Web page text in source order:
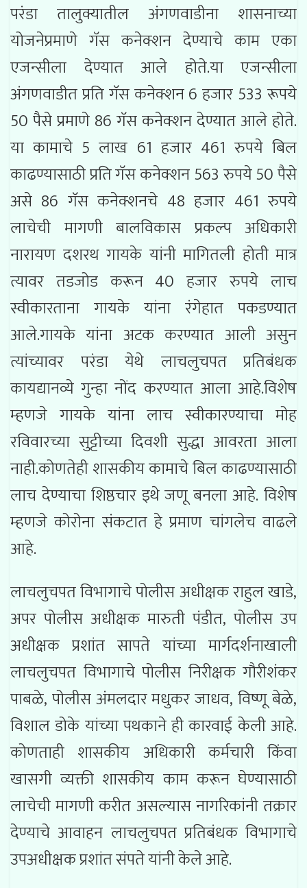
परंडा तालुक्यातील अंगणवाडीना शासनाच्या
योजनेप्रमाणे गॅस कनेक्शन देण्याचे काम एका
एजन्सीला देण्यात आले होते.या एजन्सीला
अंगणवाडीत प्रति गॅस कनेक्शन 6 हजार 533 रूपये
50 पैसे प्रमाणे 86 गॅस कनेक्शन देण्यात आले होते.
या कामाचे 5 लाख 61 हजार 461 रुपये बिल
काढण्यासाठी प्रति गॅस कनेक्शन 563 रुपये 50 पैसे
असे 86 गॅस कनेक्शनचे 48 हजार 461 रुपये
लाचेची मागणी बालविकास प्रकल्प अधिकारी
नारायण दशरथ गायके यांनी मागितली होती मात्र
त्यावर तडजोड करून 40 हजार रुपये लाच
स्वीकारताना गायके यांना रंगेहात पकडण्यात
आले.गायके यांना अटक करण्यात आली असुन
त्यांच्यावर परंडा येथे लाचलुचपत प्रतिबंधक
कायद्यानव्ये गुन्हा नोंद करण्यात आला आहे.विशेष
म्हणजे गायके यांना लाच स्वीकारण्याचा मोह
रविवारच्या सुट्टीच्या दिवशी सुद्धा आवरता आला
नाही.कोणतेही शासकीय कामाचे बिल काढण्यासाठी
लाच देण्याचा शिष्ठचार इथे जणू बनला आहे. विशेष
म्हणजे कोरोना संकटात हे प्रमाण चांगलेच वाढले
आहे.
लाचलुचपत विभागाचे पोलीस अधीक्षक राहुल खाडे,
अपर पोलीस अधीक्षक मारुती पंडीत, पोलीस उप
अधीक्षक प्रशांत सापते यांच्या मार्गदर्शनाखाली
लाचलुचपत विभागाचे पोलीस निरीक्षक गौरीशंकर
पाबळे, पोलीस अंमलदार मधुकर जाधव, विष्णू बेळे,
विशाल डोके यांच्या पथकाने ही कारवाई केली आहे.
कोणताही शासकीय अधिकारी कर्मचारी किंवा
खासगी व्यक्ती शासकीय काम करून घेण्यासाठी
लाचेची मागणी करीत असल्यास नागरिकांनी तक्रार
देण्याचे आवाहन लाचलुचपत प्रतिबंधक विभागाचे
उपअधीक्षक प्रशांत संपते यांनी केले आहे.